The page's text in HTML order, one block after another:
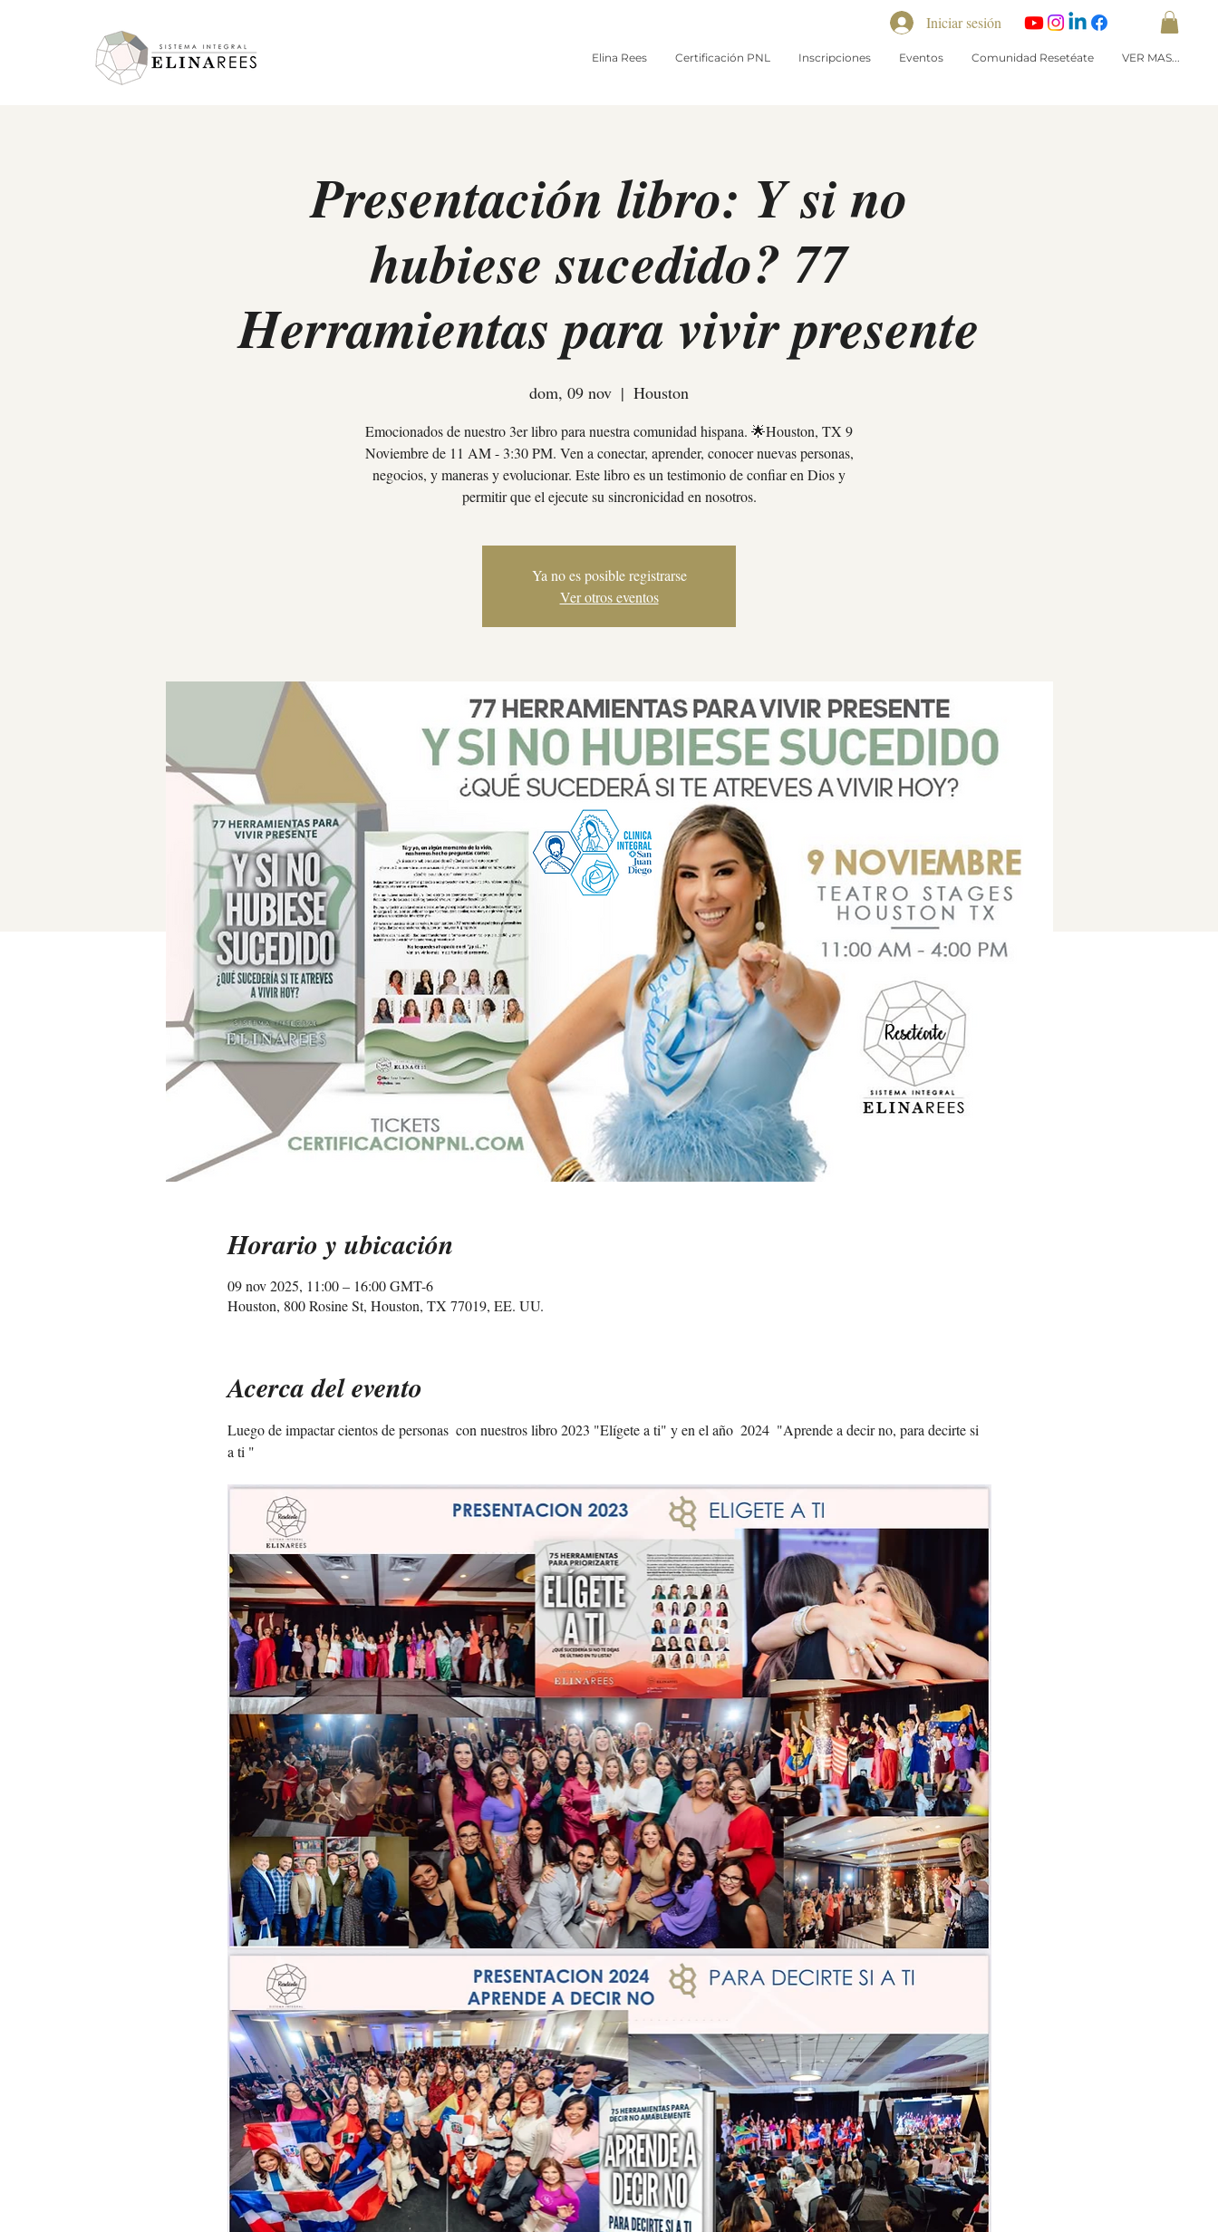
Elina Rees Certificación PNL Inscripciones Eventos Comunidad Resetéate VER MAS...
Iniciar sesión
Presentación libro: Y si no
hubiese sucedido? 77
Herramientas para vivir presente
dom, 09 nov
  |
Houston
Emocionados de nuestro 3er libro para nuestra comunidad hispana. 🌟Houston, TX 9
Noviembre de 11 AM - 3:30 PM. Ven a conectar, aprender, conocer nuevas personas,
negocios, y maneras y evolucionar. Este libro es un testimonio de confiar en Dios y
permitir que el ejecute su sincronicidad en nosotros.
Ya no es posible registrarse
Ver otros eventos
Horario y ubicación
09 nov 2025, 11:00 – 16:00 GMT-6
Houston, 800 Rosine St, Houston, TX 77019, EE. UU.
Acerca del evento
Luego de impactar cientos de personas  con nuestros libro 2023 "Elígete a ti" y en el año  2024  "Aprende a decir no, para decirte si
a ti "